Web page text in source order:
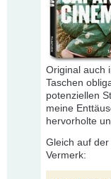
Original auch
Taschen
potenziellen
meine
hervorholte
Gleich auf
Vermerk: